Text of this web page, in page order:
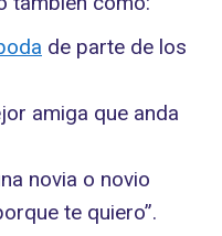
de parte de los
amiga que anda
novia o novio
te quiero”.